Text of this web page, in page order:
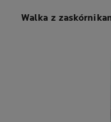
Walka z